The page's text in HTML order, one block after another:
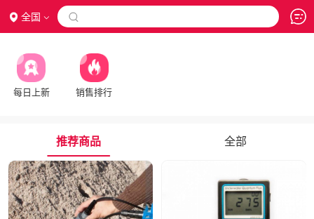
全国 
每日上新 销售排行
推荐商品 全部